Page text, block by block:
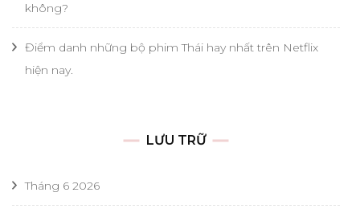
không?
Điểm danh những bộ phim Thái hay nhất trên Netflix
hiện nay.
LƯU TRỮ
Tháng 6 2026